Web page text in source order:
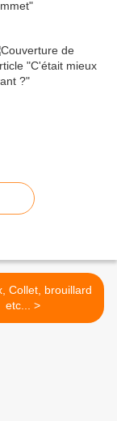
Collet, brouillard
etc... >